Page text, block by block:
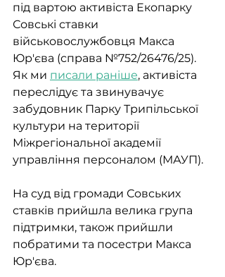
під вартою активіста Екопарку
Совські ставки
військовослужбовця Макса
Юр'єва (справа №752/26476/25).
Як ми писали раніше, активіста
переслідує та звинувачує
забудовник Парку Трипільської
культури на території
Міжрегіональної академії
управління персоналом (МАУП).
На суд від громади Совських
ставків прийшла велика група
підтримки, також прийшли
побратими та посестри Макса
Юр'єва.